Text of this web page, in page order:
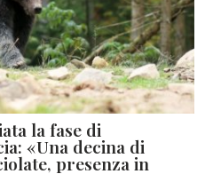
la fase di
«Una decina di
presenza in